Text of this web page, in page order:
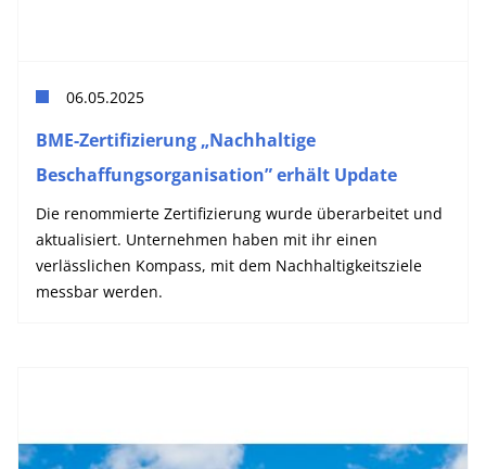
06.05.2025
BME-Zertifizierung „Nachhaltige
Beschaffungsorganisation” erhält Update
Die renommierte Zertifizierung wurde überarbeitet und
aktualisiert. Unternehmen haben mit ihr einen
verlässlichen Kompass, mit dem Nachhaltigkeitsziele
messbar werden.